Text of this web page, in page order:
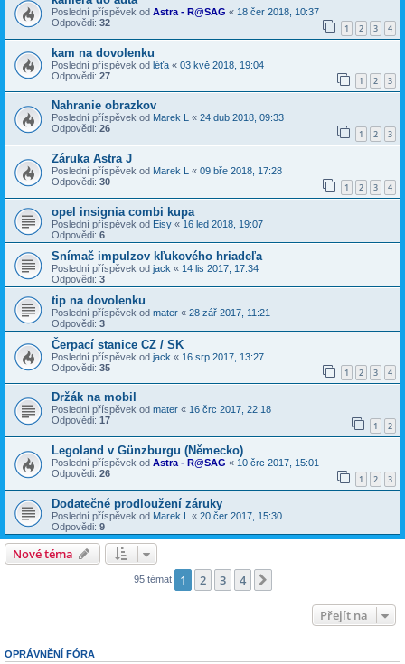
Poslední příspěvek od Astra - R@SAG « 18 čer 2018, 10:37
Odpovědi: 32 1 2 3 4
kam na dovolenku
Poslední příspěvek od léťa « 03 kvě 2018, 19:04
Odpovědi: 27 1 2 3
Nahranie obrazkov
Poslední příspěvek od Marek L « 24 dub 2018, 09:33
Odpovědi: 26 1 2 3
Záruka Astra J
Poslední příspěvek od Marek L « 09 bře 2018, 17:28
Odpovědi: 30 1 2 3 4
opel insignia combi kupa
Poslední příspěvek od Eisy « 16 led 2018, 19:07
Odpovědi: 6
Snímač impulzov kľukového hriadeľa
Poslední příspěvek od jack « 14 lis 2017, 17:34
Odpovědi: 3
tip na dovolenku
Poslední příspěvek od mater « 28 zář 2017, 11:21
Odpovědi: 3
Čerpací stanice CZ / SK
Poslední příspěvek od jack « 16 srp 2017, 13:27
Odpovědi: 35 1 2 3 4
Držák na mobil
Poslední příspěvek od mater « 16 črc 2017, 22:18
Odpovědi: 17 1 2
Legoland v Günzburgu (Německo)
Poslední příspěvek od Astra - R@SAG « 10 črc 2017, 15:01
Odpovědi: 26 1 2 3
Dodatečné prodloužení záruky
Poslední příspěvek od Marek L « 20 čer 2017, 15:30
Odpovědi: 9
Nové téma
95 témat 1 2 3 4
Přejít na
OPRÁVNĚNÍ FÓRA